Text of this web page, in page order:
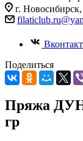
г.
Поделиться
Пряжа
гр